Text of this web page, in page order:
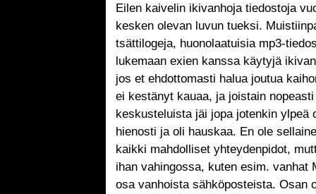
Eilen kaivelin ikivanhoja tiedostoja
kesken olevan luvun tueksi.
tsättilogeja, huonolaatuisia mp3-
lukemaan exien kanssa käytyjä
jos et ehdottomasti halua joutua
ei kestänyt kauaa, ja joistain
keskusteluista jäi jopa jotenkin ylpeä
hienosti ja oli hauskaa. En ole
kaikki mahdolliset yhteydenpidot,
ihan vahingossa, kuten esim. vanhat
osa vanhoista sähköposteista. Osan